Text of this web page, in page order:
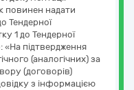
повинен надати
Тендерної
1 до Тендерної
«На підтвердження
(аналогічних) за
(договорів)
з інформацією